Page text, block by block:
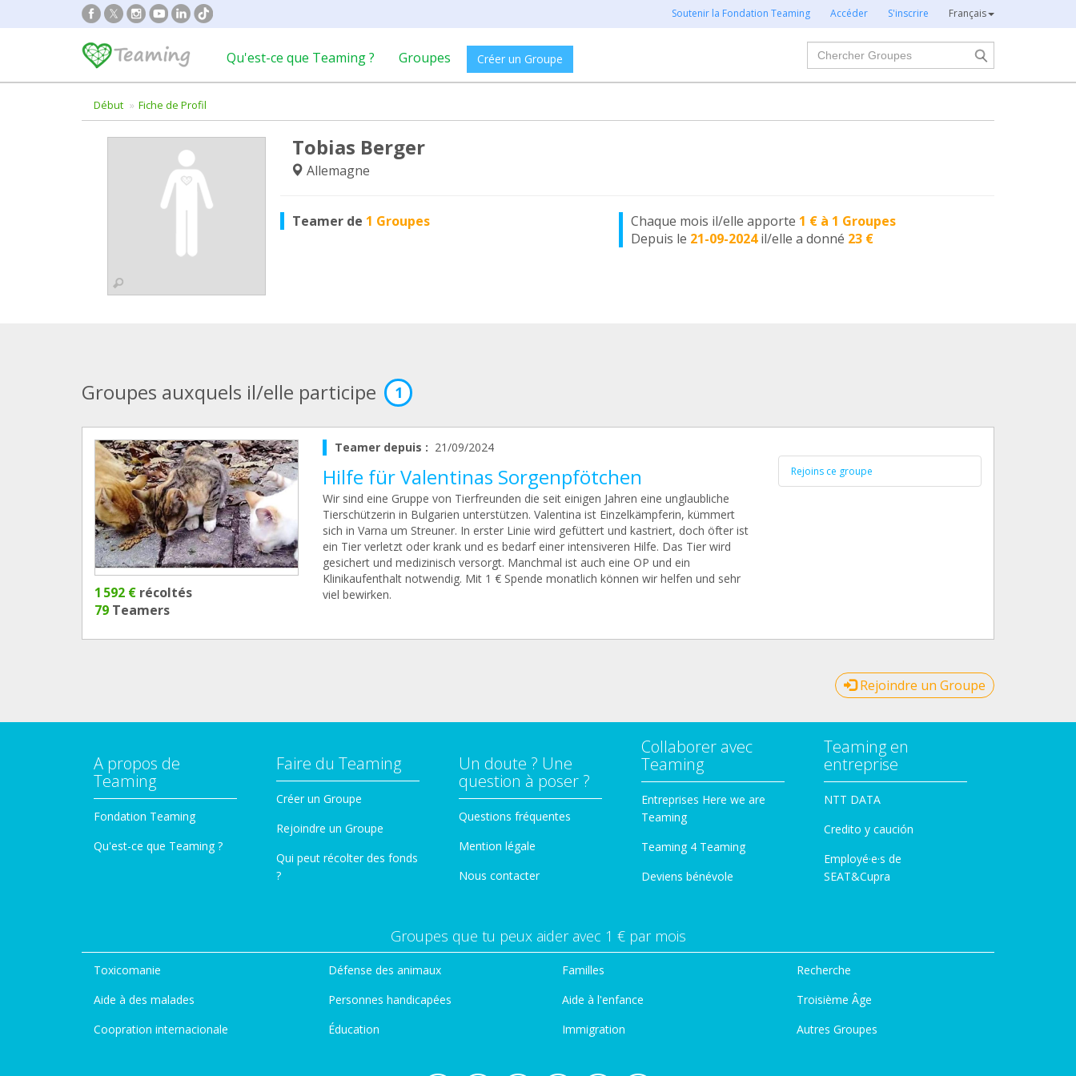
Soutenir la Fondation Teaming Accéder S'inscrire Français
Qu'est-ce que Teaming ? Groupes Créer un Groupe
Chercher
Début Fiche de Profil
Tobias Berger
Allemagne
Teamer de 1 Groupes Chaque mois il/elle apporte 1 € à 1 Groupes
Depuis le 21-09-2024 il/elle a donné 23 €
Groupes auxquels il/elle participe 1
1 592 € récoltés
79 Teamers
Teamer depuis : 21/09/2024
Hilfe für Valentinas Sorgenpfötchen
Wir sind eine Gruppe von Tierfreunden die seit einigen Jahren eine unglaubliche
Tierschützerin in Bulgarien unterstützen. Valentina ist Einzelkämpferin, kümmert
sich in Varna um Streuner. In erster Linie wird gefüttert und kastriert, doch öfter ist
ein Tier verletzt oder krank und es bedarf einer intensiveren Hilfe. Das Tier wird
gesichert und medizinisch versorgt. Manchmal ist auch eine OP und ein
Klinikaufenthalt notwendig. Mit 1 € Spende monatlich können wir helfen und sehr
viel bewirken.
Rejoins ce groupe
Rejoindre un Groupe
A propos de
Teaming
Fondation Teaming
Qu'est-ce que Teaming ?
Faire du Teaming
Créer un Groupe
Rejoindre un Groupe
Qui peut récolter des fonds
?
Un doute ? Une
question à poser ?
Questions fréquentes
Mention légale
Nous contacter
Collaborer avec
Teaming
Entreprises Here we are
Teaming
Teaming 4 Teaming
Deviens bénévole
Teaming en
entreprise
NTT DATA
Credito y caución
Employé·e·s de
SEAT&Cupra
Groupes que tu peux aider avec 1 € par mois
Toxicomanie
Aide à des malades
Coopration internacionale
Défense des animaux
Personnes handicapées
Éducation
Familles
Aide à l'enfance
Immigration
Recherche
Troisième Âge
Autres Groupes